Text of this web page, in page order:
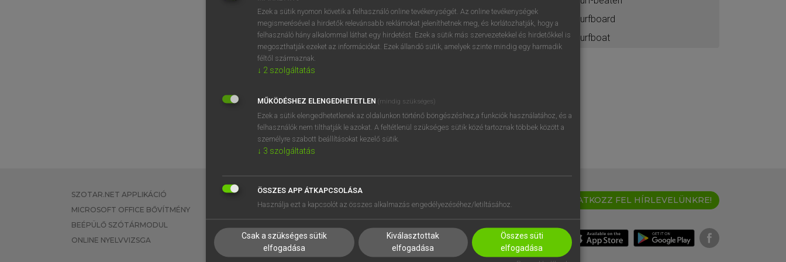
surfboard
surfboat
SZOTAR.NET APPLIKÁCIÓ
MICROSOFT OFFICE BŐVÍTMÉNY
BEÉPÜLŐ SZÓTÁRMODUL
ONLINE NYELVVIZSGA
EGYÉNI FELHASZNÁLÓKNAK
TANULÓKNAK
VÁLLALATI MEGOLDÁSOK
SÚGÓ
RÓLUNK
SÜTI BEÁLLÍTÁSOK
IRATKOZZ FEL HÍRLEVELÜNKRE!
Ezek a sütik nyomon követik a felhasználó online tevékenységét. Az online tevékenységek
megismerésével a hirdetők relevánsabb reklámokat jeleníthetnek meg, és korlátozhatják, hogy a
felhasználó hány alkalommal láthat egy hirdetést. Ezek a sütik más szervezetekkel és hirdetőkkel is
megoszthatják ezeket az információkat. Ezek állandó sütik, amelyek szinte mindig egy harmadik
féltől származnak.
↓ 2 szolgáltatás
MŰKÖDÉSHEZ ELENGEDHETETLEN (mindig szükséges)
Ezek a sütik elengedhetetlenek az oldalunkon történő böngészéshez,a funkciók használatához, és a
felhasználók nem tilthatják le azokat. A feltétlenül szükséges sütik közé tartoznak többek között a
személyre szabott beállításokat kezelő sütik.
↓ 3 szolgáltatás
ÖSSZES APP ÁTKAPCSOLÁSA
Használja ezt a kapcsolót az összes alkalmazás engedélyezéséhez/letiltásához.
Csak a szükséges sütik
elfogadása
Kiválasztottak
elfogadása
Összes süti
elfogadása